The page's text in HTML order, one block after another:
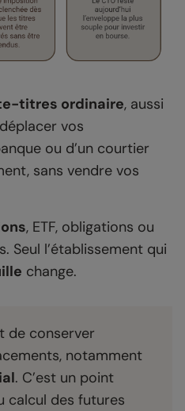
titres ordinaire, aussi
vos
ou d’un courtier
sans vendre vos
, ETF, obligations ou
Seul l’établissement qui
change.
de conserver
notamment
. C’est un point
calcul des futures